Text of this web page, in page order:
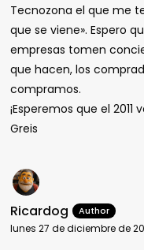
Tecnozona el que me
que se viene». Espero
empresas tomen
que hacen, los
compramos.
¡Esperemos que el
Greis
Ricardog
lunes 27 de diciembre de